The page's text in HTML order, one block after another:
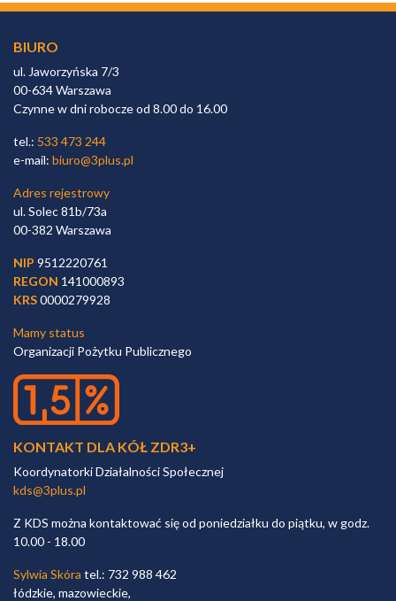
BIURO
ul. Jaworzyńska 7/3
00-634 Warszawa
Czynne w dni robocze od 8.00 do 16.00
tel.: 533 473 244
e-mail: biuro@3plus.pl
Adres rejestrowy
ul. Solec 81b/73a
00-382 Warszawa
NIP 9512220761
REGON 141000893
KRS0000279928
Mamy status
Organizacji Pożytku Publicznego
KONTAKT DLA KÓŁ ZDR3+
Koordynatorki Działalności Społecznej
kds@3plus.pl
Z KDS można kontaktować się od poniedziałku do piątku, w godz.
10.00 - 18.00
Sylwia Skóra tel.: 732 988 462
łódzkie, mazowieckie,